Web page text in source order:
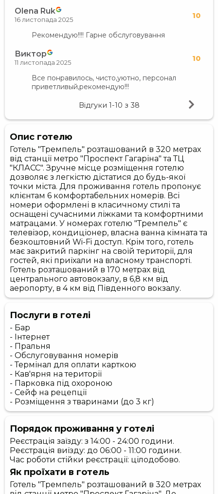
Olena Ruk 10
16 листопада 2025
Рекомендую!!!! Гарне обслуговування
Виктор 10
11 листопада 2025
Все понравилось, чисто,уютно, персонал
приветливый,рекомендую!!!
Відгуки 1-10 з 38
Опис готелю
Готель "Тремпель" розташований в 320 метрах
від станції метро "Проспект Гагаріна" та ТЦ
"КЛАСС". Зручне місце розміщення готелю
дозволяє з легкістю дістатися до будь-якої
точки міста. Для проживання готель пропонує
клієнтам 6 комфортабельних номерів. Всі
номери оформлені в класичному стилі та
оснащені сучасними ліжками та комфортними
матрацами. У номерах готелю "Тремпель" є
телевізор, кондиціонер, власна ванна кімната та
безкоштовний Wi-Fi доступ. Крім того, готель
має закритий паркінг на своїй території, для
гостей, які приїхали на власному транспорті.
Готель розташований в 170 метрах від
центрального автовокзалу, в 6,8 км від
аеропорту, в 4 км від Південного вокзалу.
Послуги в готелі
- Бар
- Інтернет
- Пральня
- Обслуговування номерів
- Термінал для оплати карткою
- Кав'ярня на території
- Парковка під охороною
- Сейф на рецепції
- Розміщення з тваринами (до 3 кг)
Порядок проживання у готелі
Реєстрація заїзду: з 14:00 - 24:00 години.
Реєстрація виїзду: до 06:00 - 11:00 години.
Час роботи стійки реєстрації: цілодобово.
Як проїхати в готель
Готель "Тремпель" розташований в 320 метрах